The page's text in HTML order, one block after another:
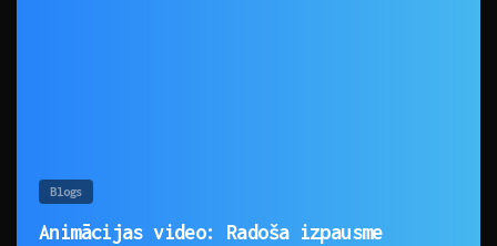
Blogs
Animācijas video: Radoša izpausme